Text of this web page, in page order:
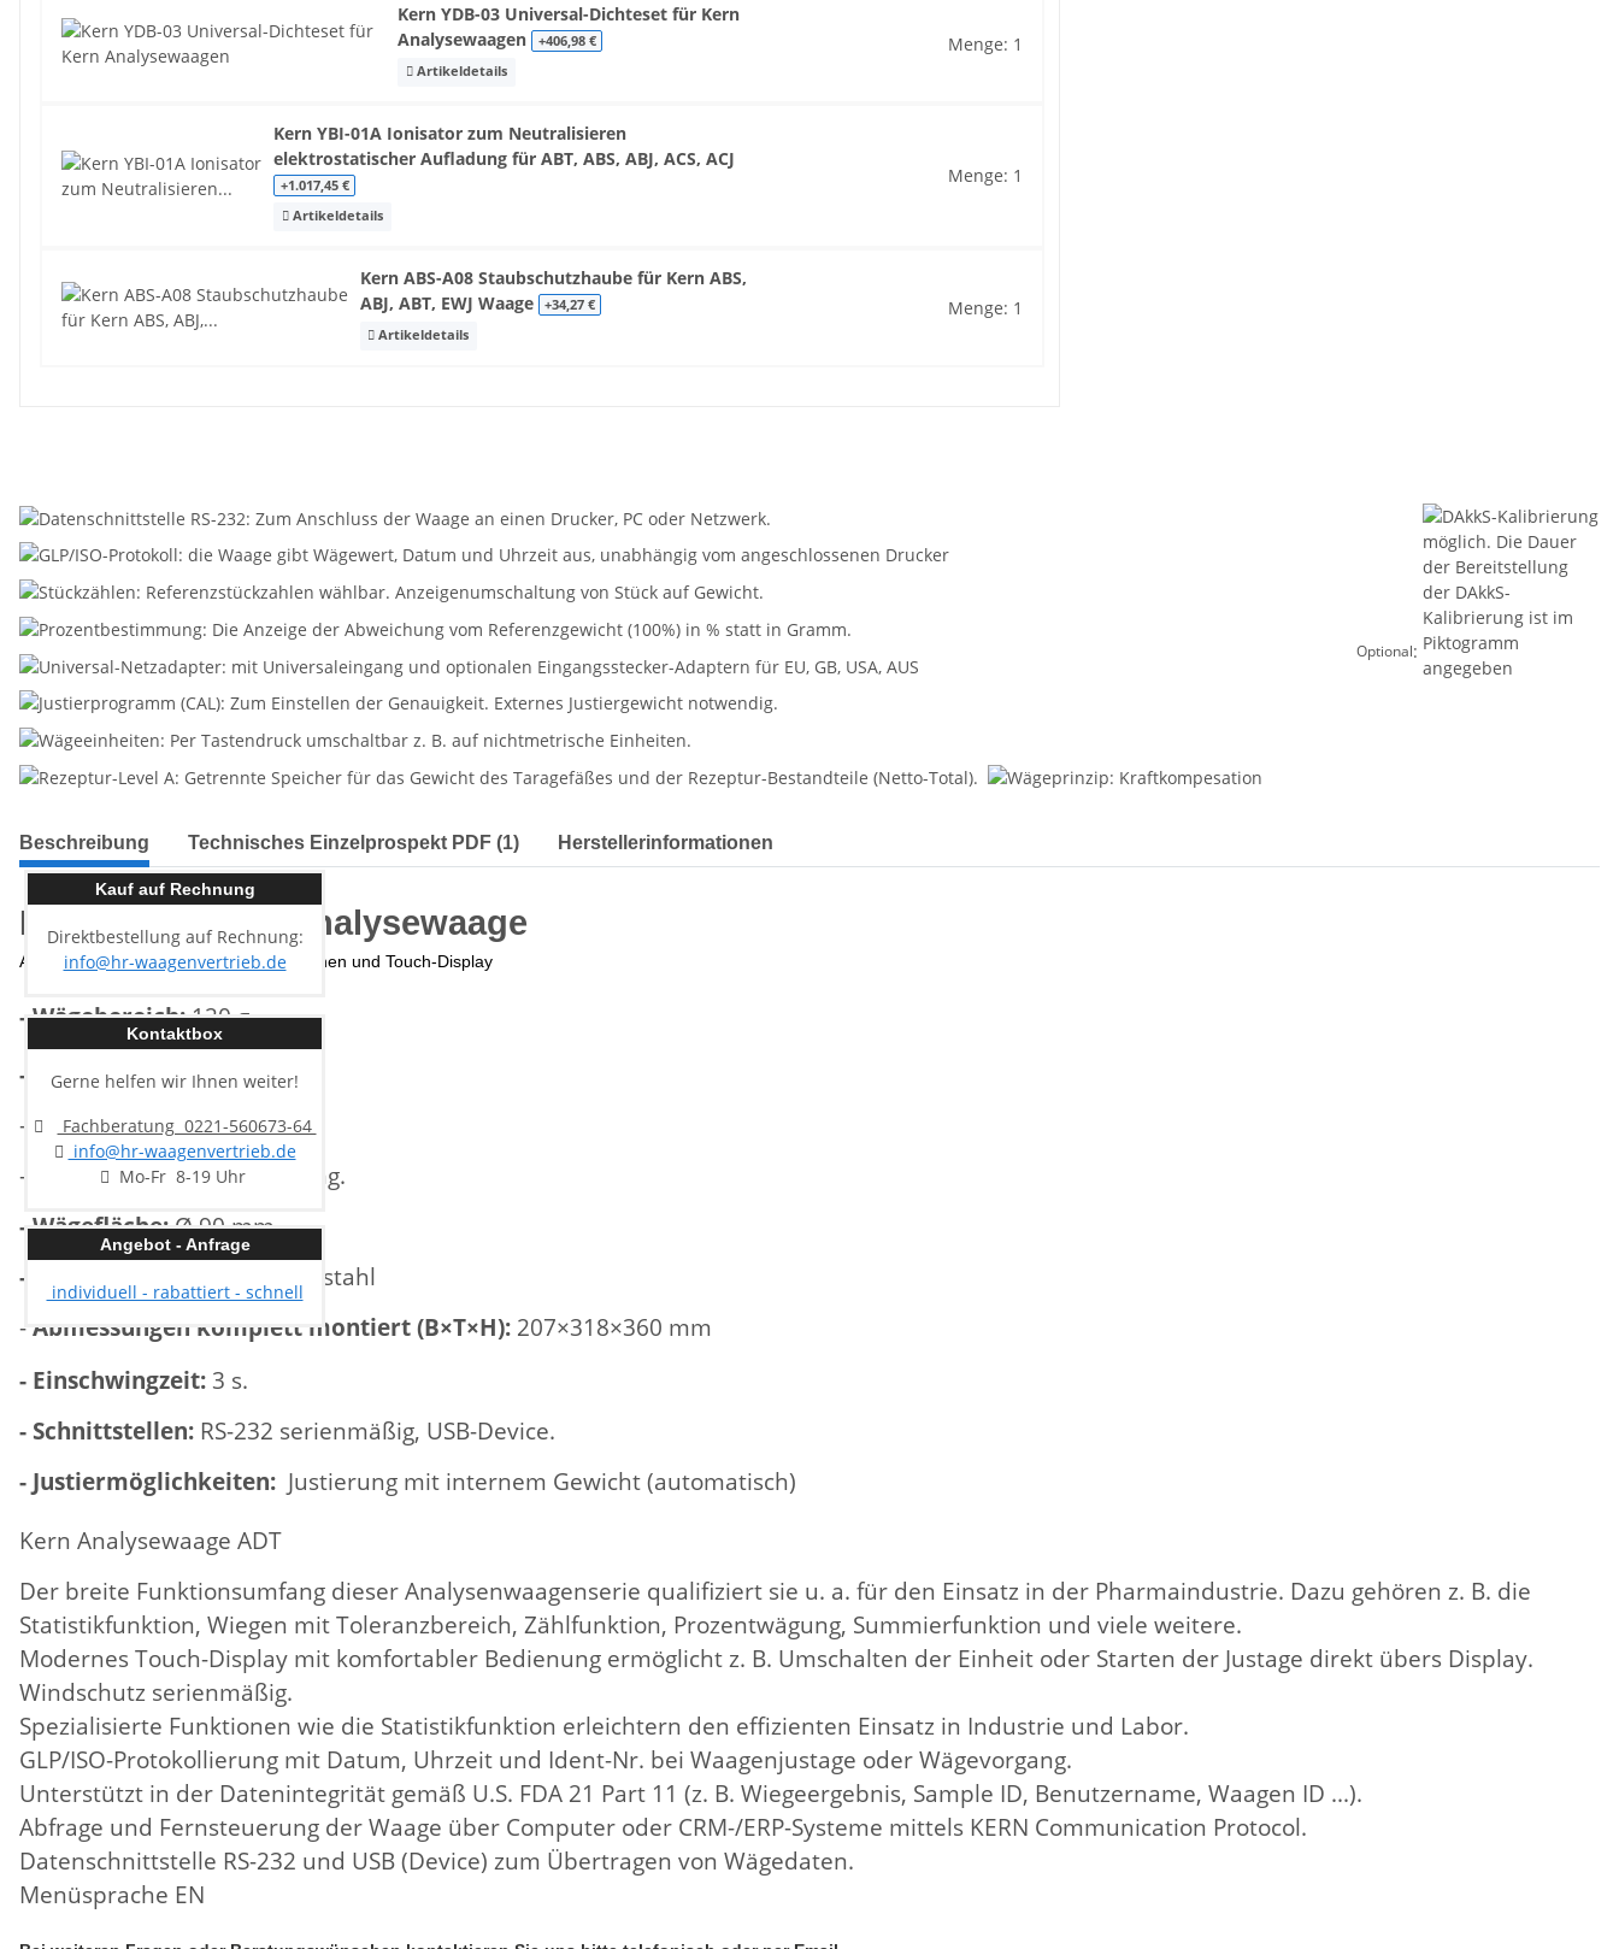
Kontaktbox
Gerne helfen wir Ihnen weiter!
Fachberatung 0221-560673-64
info@hr-waagenvertrieb.de
Mo-Fr 8-19 Uhr
Kauf auf Rechnung
Direktbestellung auf Rechnung:
info@hr-waagenvertrieb.de
Angebot - Anfrage
individuell - rabattiert - schnell
Kern YDB-03 Universal-Dichteset für Kern
Analysewaagen +406,98 €
Artikeldetails
Menge: 1
Kern YBI-01A Ionisator zum Neutralisieren
elektrostatischer Aufladung für ABT, ABS, ABJ, ACS, ACJ
+1.017,45 €
Artikeldetails
Menge: 1
Kern ABS-A08 Staubschutzhaube für Kern ABS,
ABJ, ABT, EWJ Waage
+34,27 €
Artikeldetails
Menge: 1
Optional:
Beschreibung Technisches Einzelprospekt PDF (1) Herstellerinformationen
Kern ADT 100-4 Analysewaage
Analysenwaage mit vielseitigen Funktionen und Touch-Display
- Wägebereich:120 g.
- Ablesbarkeit:0,1 mg.
- Linearität:0,3 mg.
-
Reproduzierbarkeit:
0,3 mg.
- Wägefläche:Ø 90 mm.
- Material Wägeplatte:
Edelstahl
- Abmessungen komplett montiert (B×T×H): 207×318×360 mm
- Einschwingzeit: 3 s.
- Schnittstellen: RS-232 serienmäßig, USB-Device.
- Justiermöglichkeiten: Justierung mit internem Gewicht (automatisch)
Kern Analysewaage ADT
Der breite Funktionsumfang dieser Analysenwaagenserie qualifiziert sie u. a. für den Einsatz in der Pharmaindustrie. Dazu gehören z. B. die
Statistikfunktion, Wiegen mit Toleranzbereich, Zählfunktion, Prozentwägung, Summierfunktion und viele weitere.
Modernes Touch-Display mit komfortabler Bedienung ermöglicht z. B. Umschalten der Einheit oder Starten der Justage direkt übers Display.
Windschutz serienmäßig.
Spezialisierte Funktionen wie die Statistikfunktion erleichtern den effizienten Einsatz in Industrie und Labor.
GLP/ISO-Protokollierung mit Datum, Uhrzeit und Ident-Nr. bei Waagenjustage oder Wägevorgang.
Unterstützt in der Datenintegrität gemäß U.S. FDA 21 Part 11 (z. B. Wiegeergebnis, Sample ID, Benutzername, Waagen ID ...).
Abfrage und Fernsteuerung der Waage über Computer oder CRM-/ERP-Systeme mittels KERN Communication Protocol.
Datenschnittstelle RS-232 und USB (Device) zum Übertragen von Wägedaten.
Menüsprache EN